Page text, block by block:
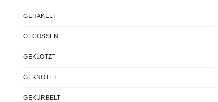
GEHÄKELT
GEGOSSEN
GEKLOTZT
GEKNOTET
GEKURBELT